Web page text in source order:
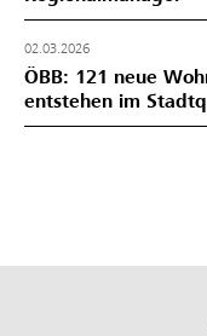
02.03.2026
ÖBB: 121 neue
entstehen im